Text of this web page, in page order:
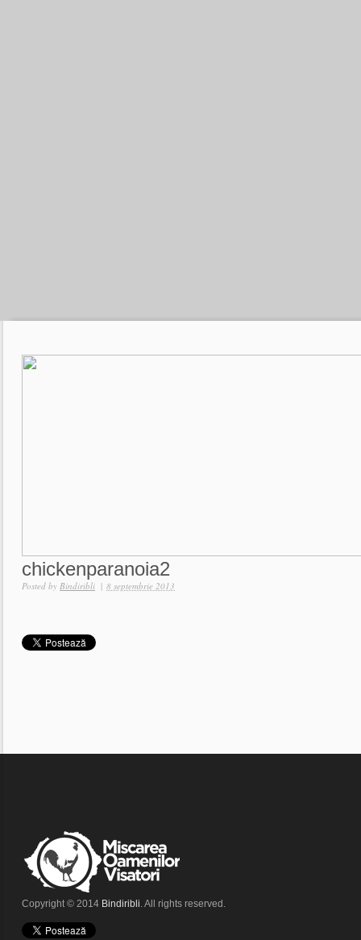
chickenparanoia2
Posted by Bindiribli | 8 septembrie 2013
Copyright © 2014 Bindiribli. All rights reserved.